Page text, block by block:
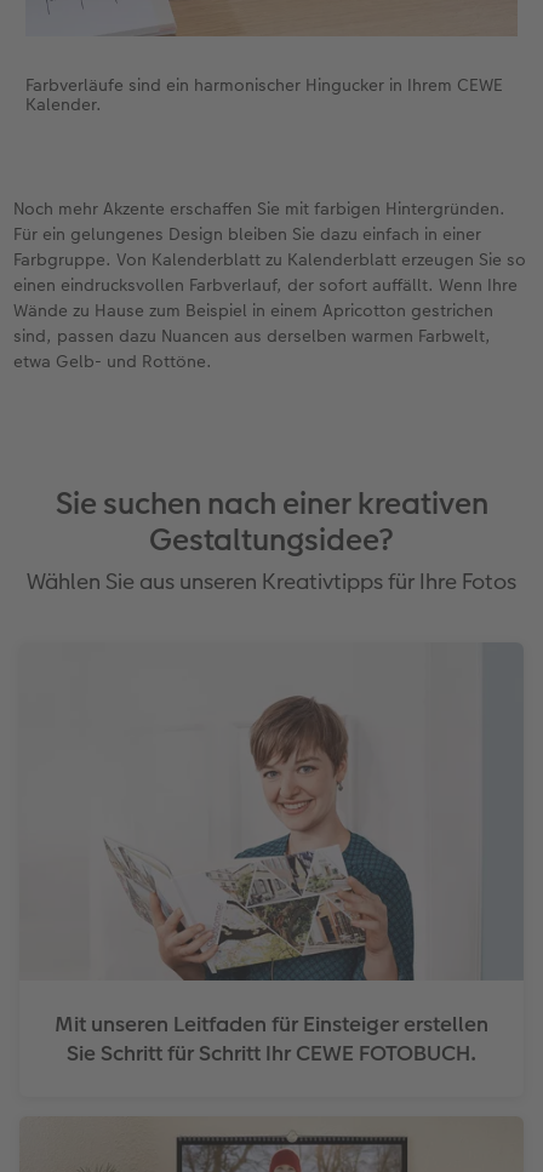
Farbverläufe sind ein harmonischer Hingucker in Ihrem CEWE
Kalender.
Noch mehr Akzente erschaffen Sie mit farbigen Hintergründen.
Für ein gelungenes Design bleiben Sie dazu einfach in einer
Farbgruppe. Von Kalenderblatt zu Kalenderblatt erzeugen Sie so
einen eindrucksvollen Farbverlauf, der sofort auffällt. Wenn Ihre
Wände zu Hause zum Beispiel in einem Apricotton gestrichen
sind, passen dazu Nuancen aus derselben warmen Farbwelt,
etwa Gelb- und Rottöne.
Sie suchen nach einer kreativen
Gestaltungsidee?
Wählen Sie aus unseren Kreativtipps für Ihre Fotos
Mit unseren Leitfaden für Einsteiger erstellen
Sie Schritt für Schritt Ihr CEWE FOTOBUCH.